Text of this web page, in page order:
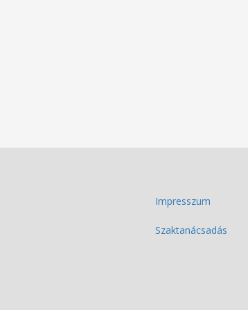
Impresszum
Szaktanácsadás